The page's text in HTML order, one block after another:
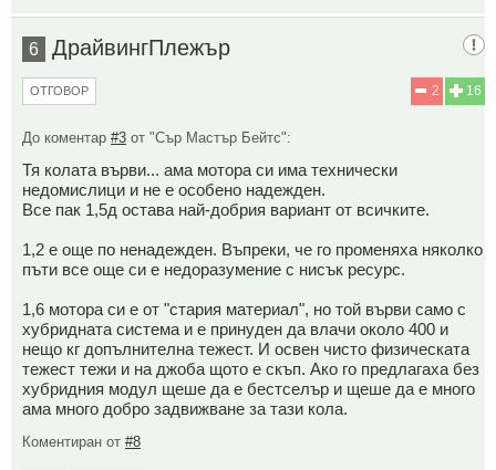
6 ДрайвингПлежър
16
2
ОТГОВОР
До коментар #3 от "Сър Мастър Бейтс":
Тя колата върви... ама мотора си има технически
недомислици и не е особено надежден.
Все пак 1,5д остава най-добрия вариант от всичките.
1,2 е още по ненадежден. Въпреки, че го променяха няколко
пъти все още си е недоразумение с нисък ресурс.
1,6 мотора си е от "стария материал", но той върви само с
хубридната система и е принуден да влачи около 400 и
нещо кг допълнителна тежест. И освен чисто физическата
тежест тежи и на джоба щото е скъп. Ако го предлагаха без
хубридния модул щеше да е бестселър и щеше да е много
ама много добро задвижване за тази кола.
Коментиран от #8